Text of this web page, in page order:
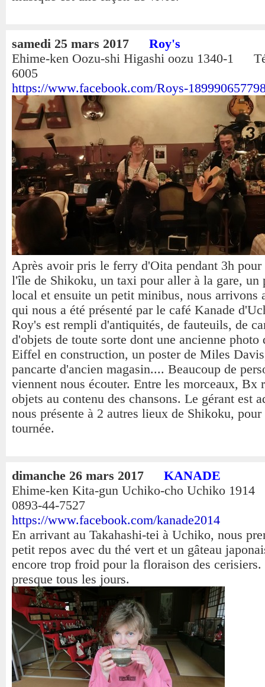
samedi 25 mars 2017
Roy's
Ehime-ken Oozu-shi Higashi oozu 1340-1
6005
https://www.facebook.com/Roys-
Après avoir pris le ferry d'Oita pendant 3h pour
l'île de Shikoku, un taxi pour aller à la gare, un
local et ensuite un petit minibus, nous arrivons
qui nous a été présenté par le café Kanade
Roy's est rempli d'antiquités, de fauteuils, de
d'objets de toute sorte dont une ancienne photo
Eiffel en construction, un poster de Miles
pancarte d'ancien magasin.... Beaucoup de
viennent nous écouter. Entre les morceaux, Bx
objets au contenu des chansons. Le gérant est
nous présente à 2 autres lieux de Shikoku, pour
tournée.
dimanche 26 mars 2017
KANADE
Ehime-ken Kita-gun Uchiko-cho Uchiko
0893-44-7527
https://www.facebook.com/kanade2014
En arrivant au Takahashi-tei à Uchiko, nous
petit repos avec du thé vert et un gâteau
encore trop froid pour la floraison des
presque tous les jours.